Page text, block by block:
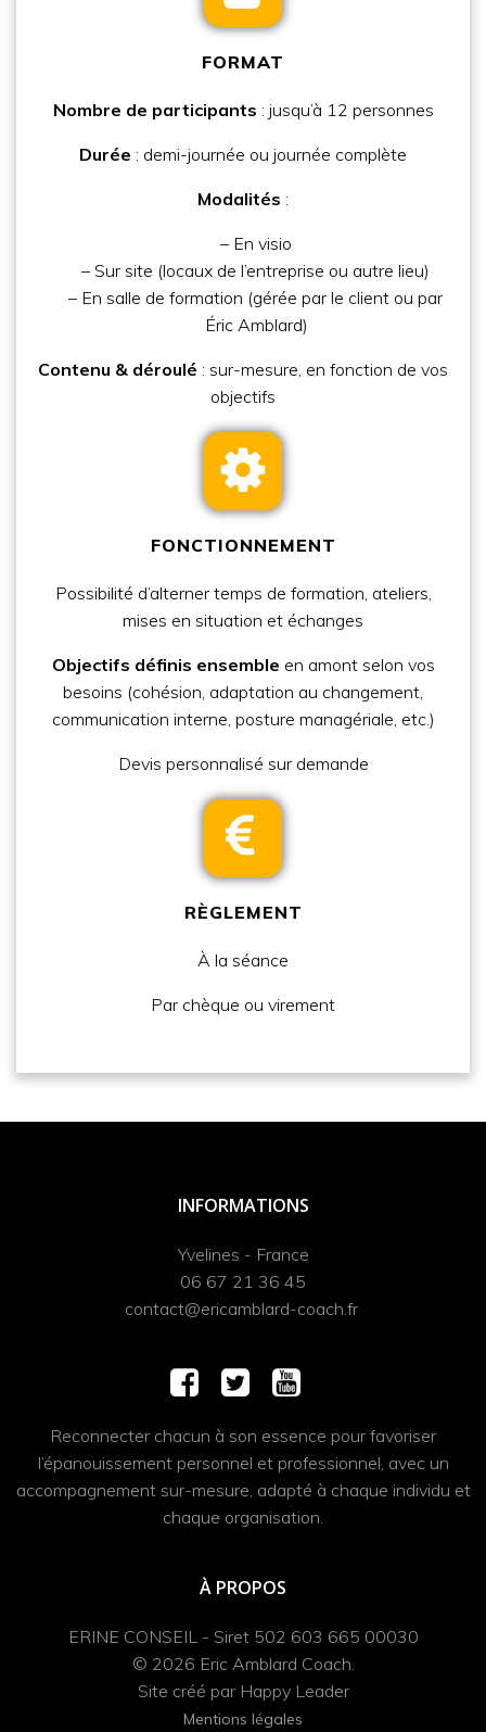
FORMAT
Nombre de participants : jusqu’à 12 personnes
Durée : demi-journée ou journée complète
Modalités :
– En visio
– Sur site (locaux de l’entreprise ou autre lieu)
– Ensalle de formation (gérée par le client ou par
Éric Amblard)
Contenu & déroulé : sur-mesure, en fonction de vos
objectifs
FONCTIONNEMENT
Possibilité d’alterner temps de formation, ateliers,
mises en situation et échanges
Objectifs définis ensemble en amont selon vos
besoins (cohésion, adaptation au changement,
communication interne, posture managériale, etc.)
Devis personnalisé sur demande
RÈGLEMENT
À la séance
Par chèque ou virement
INFORMATIONS
Yvelines - France
06 67 21 36 45
contact@ericamblard-coach.fr
Reconnecter chacun à son essence pour favoriser
l’épanouissement personnel et professionnel, avec un
accompagnement sur-mesure, adapté à chaque individu et
chaque organisation.
À PROPOS
ERINE CONSEIL - Siret 502 603 665 00030
© 2026 Eric Amblard Coach.
Site créé par Happy Leader
Mentions légales